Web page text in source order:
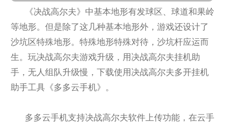
《决战高尔夫》中基本地形有发球区、球道和果岭
等地形。但是除了这几种基本地形外，游戏还设计了
沙坑区特殊地形。特殊地形特殊对待，沙坑杆应运而
生。玩决战高尔夫游戏升级，用决战高尔夫挂机助
手，无人组队升级慢，下载使用决战高尔夫多开挂机
助手工具《多多云手机》。
多多云手机支持决战高尔夫软件上传功能，在云手